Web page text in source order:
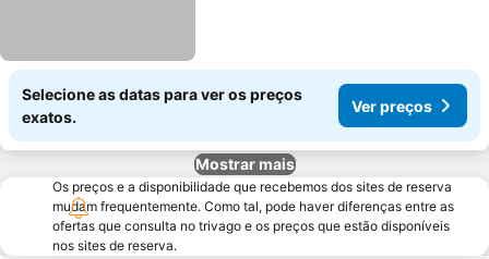
Selecione as datas para ver os preços
exatos.
Ver preços
Mostrar mais
Os preços e a disponibilidade que recebemos dos sites de reserva
mudam frequentemente. Como tal, pode haver diferenças entre as
ofertas que consulta no trivago e os preços que estão disponíveis
nos sites de reserva.